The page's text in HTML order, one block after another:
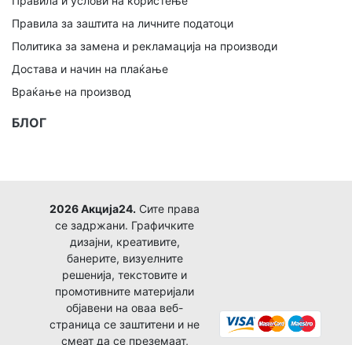
Правила за заштита на личните податоци
Политика за замена и рекламација на производи
Достава и начин на плаќање
Враќање на производ
БЛОГ
2026 Акција24. Сите права
се задржани. Графичките
дизајни, креативите,
банерите, визуелните
решенија, текстовите и
промотивните материјали
објавени на оваа веб-
страница се заштитени и не
смеат да се преземаат,